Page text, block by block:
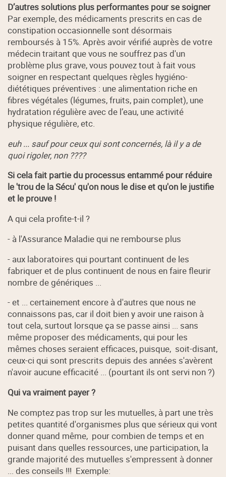
D’autres solutions plus performantes pour se soigner
Par exemple, des médicaments prescrits en cas de
constipation occasionnelle sont désormais
remboursés à 15%. Après avoir vérifié auprès de votre
médecin traitant que vous ne souffrez pas d'un
problème plus grave, vous pouvez tout à fait vous
soigner en respectant quelques règles hygiéno-
diététiques préventives : une alimentation riche en
fibres végétales (légumes, fruits, pain complet), une
hydratation régulière avec de l’eau, une activité
physique régulière, etc.
euh ... sauf pour ceux qui sont concernés, là il y a de
quoi rigoler, non ????
Si cela fait partie du processus entammé pour réduire
le 'trou de la Sécu' qu'on nous le dise et qu'on le justifie
et le prouve !
A qui cela profite-t-il ?
- à l'Assurance Maladie qui ne rembourse plus
- aux laboratoires qui pourtant continuent de les
fabriquer et de plus continuent de nous en faire fleurir
nombre de génériques ...
- et ... certainement encore à d'autres que nous ne
connaissons pas, car il doit bien y avoir une raison à
tout cela, surtout lorsque ça se passe ainsi ... sans
même proposer des médicaments, qui pour les
mêmes choses seraient efficaces, puisque, soit-disant,
ceux-ci qui sont prescrits depuis des années s'avèrent
n'avoir aucune efficacité ... (pourtant ils ont servi non ?)
Qui va vraiment payer ?
Ne comptez pas trop sur les mutuelles, à part une très
petites quantité d'organismes plus que sérieux qui vont
donner quand même, pour combien de temps et en
puisant dans quelles ressources, une participation, la
grande majorité des mutuelles s'empressent à donner
... des conseils !!! Exemple: